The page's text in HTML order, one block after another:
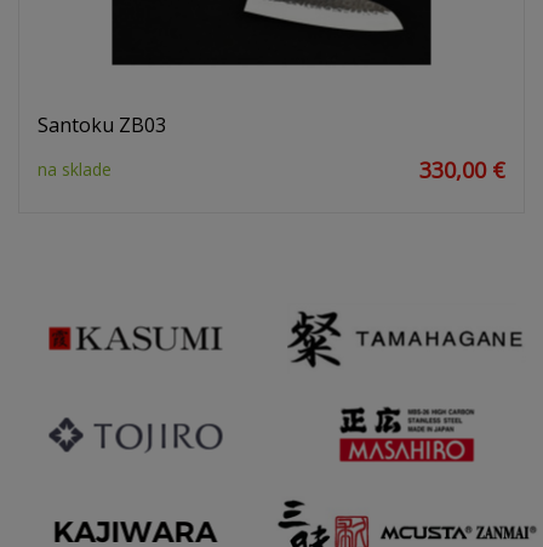
Santoku ZB03
na sklade 330,00 €